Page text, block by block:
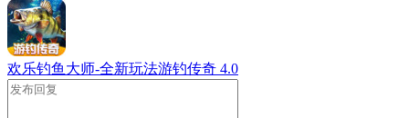
欢乐钓鱼大师-全新玩法游钓传奇 4.0